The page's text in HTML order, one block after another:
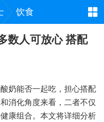
饮食
数人可放心 搭配
奶能否一起吃，担心搭配
消化角度来看，二者不仅
康组合。本文将详细分析